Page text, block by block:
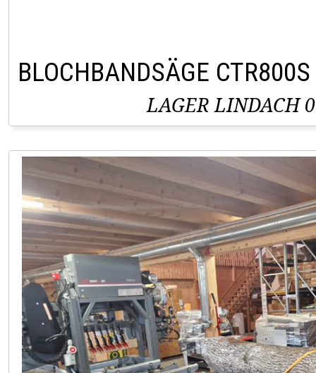
BLOCHBANDSÄGE
LAGER LINDACH